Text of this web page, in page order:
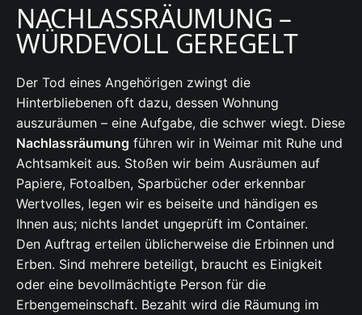
NACHLASSRÄUMUNG –
WÜRDEVOLL GEREGELT
Der Tod eines Angehörigen zwingt die
Hinterbliebenen oft dazu, dessen Wohnung
auszuräumen – eine Aufgabe, die schwer wiegt. Diese
Nachlassräumung führen wir in Weimar mit Ruhe und
Achtsamkeit aus. Stoßen wir beim Ausräumen auf
Papiere, Fotoalben, Sparbücher oder erkennbar
Wertvolles, legen wir es beiseite und händigen es
Ihnen aus; nichts landet ungeprüft im Container.
Den Auftrag erteilen üblicherweise die Erbinnen und
Erben. Sind mehrere beteiligt, braucht es Einigkeit
oder eine bevollmächtigte Person für die
Erbengemeinschaft. Bezahlt wird die Räumung im